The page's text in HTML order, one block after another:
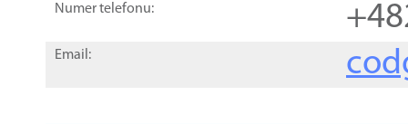
Numer telefonu:
Email: